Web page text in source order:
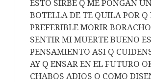
ESTO SIRBE Q ME PONGAN
BOTELLA DE TE QUILA POR Q
PREFERIBLE MORIR
SENTIR MI MUERTE BUENO
PENSAMIENTO ASI Q
AY Q ENSAR EN EL FUTURO
CHABOS ADIOS O COMO